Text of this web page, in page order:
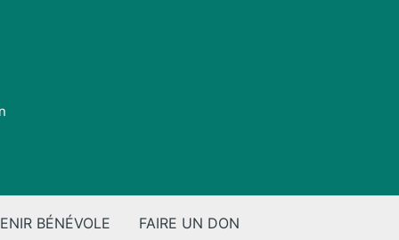
BÉNÉVOLE FAIRE UN DON